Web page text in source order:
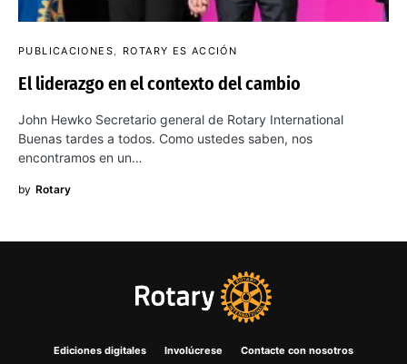
PUBLICACIONES ROTARY ES ACCIÓN
El liderazgo en el contexto del cambio
John Hewko Secretario general de Rotary International
Buenas tardes a todos. Como ustedes saben, nos
encontramos en un…
by Rotary
Ediciones digitales Involúcrese Contacte con nosotros